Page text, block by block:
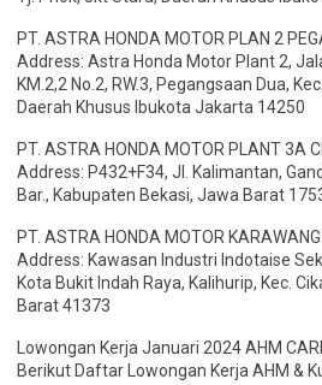
PT. ASTRA HONDA MOTOR PLAN 2
Address: Astra Honda Motor Plant 2,
KM.2,2 No.2, RW.3, Pegangsaan Dua,
Daerah Khusus Ibukota Jakarta 14250
PT. ASTRA HONDA MOTOR PLANT 3A
Address: P432+F34, Jl. Kalimantan,
Bar., Kabupaten Bekasi, Jawa Barat
PT. ASTRA HONDA MOTOR
Address: Kawasan Industri Indotaise
Kota Bukit Indah Raya, Kalihurip, Kec.
Barat 41373
Lowongan Kerja Januari 2024 AHM
Berikut Daftar Lowongan Kerja AHM &